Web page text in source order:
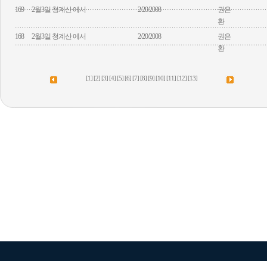
169
2월3일 청계산 에서 2/20/2008
권은
환
168
2월3일 청계산 에서 2/20/2008
권은
환
[1][2][3][4][5][6][7][8][9][10][11][12][13]